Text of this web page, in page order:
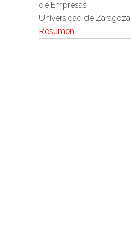
de Empresas
Universidad de Zaragoza
Resumen